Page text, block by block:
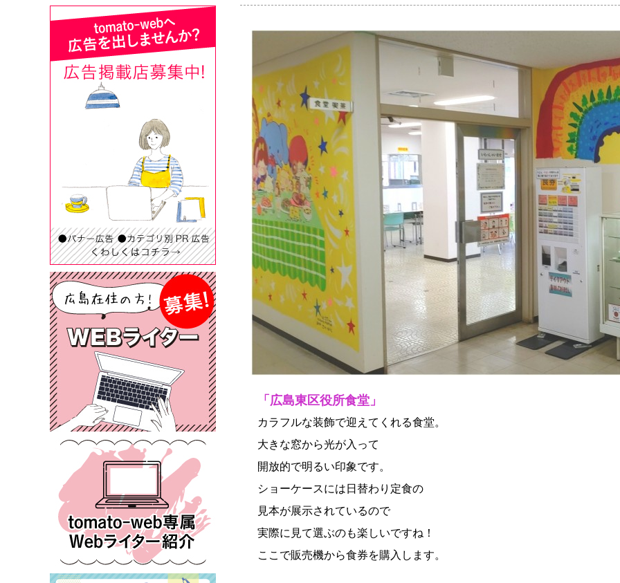
「広島東区役所食堂」
カラフルな装飾で迎えてくれる食堂。
大きな窓から光が入って
開放的で明るい印象です。
ショーケースには日替わり定食の
見本が展示されているので
実際に見て選ぶのも楽しいですね！
ここで販売機から食券を購入します。